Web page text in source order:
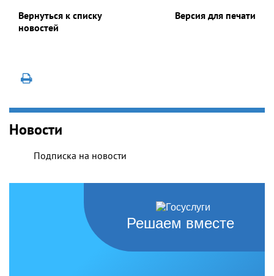
Вернуться к списку
новостей
Версия для печати
Новости
Подписка на новости
Решаем вместе